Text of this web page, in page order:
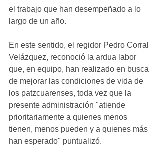
el trabajo que han desempeñado a lo
largo de un año.
En este sentido, el regidor Pedro Corral
Velázquez, reconoció la ardua labor
que, en equipo, han realizado en busca
de mejorar las condiciones de vida de
los patzcuarenses, toda vez que la
presente administración "atiende
prioritariamente a quienes menos
tienen, menos pueden y a quienes más
han esperado" puntualizó.